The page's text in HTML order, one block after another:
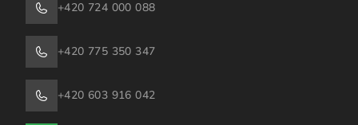
+420 724 000 088
+420 775 350 347
+420 603 916 042